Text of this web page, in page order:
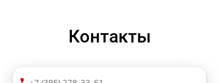
Контакты